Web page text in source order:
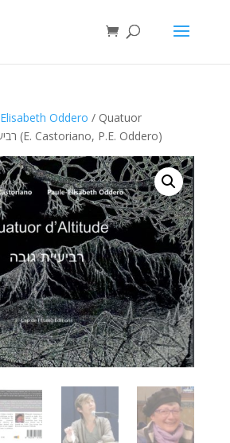
Elisabeth Oddero / Quatuor
d’Altitude, רביעיית גובה (E. Castoriano, P.E. Oddero)